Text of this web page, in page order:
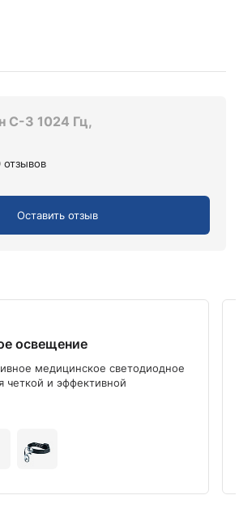
C-3 1024 Гц,
отзывов
Оставить отзыв
освещение
медицинское светодиодное
четкой и эффективной